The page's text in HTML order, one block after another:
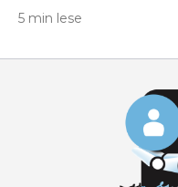
5 min lese